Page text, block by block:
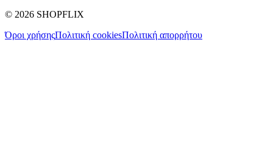
© 2026 SHOPFLIX
Όροι χρήσηςΠολιτική cookiesΠολιτική απορρήτου